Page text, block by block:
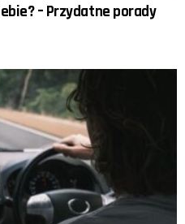
– Przydatne porady